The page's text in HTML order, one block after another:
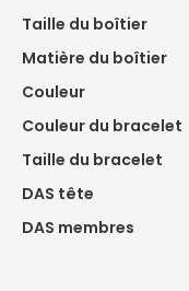
Taille du boîtier
Matière du boîtier
Couleur
Couleur du bracelet
Taille du bracelet
DAS tête
DAS membres